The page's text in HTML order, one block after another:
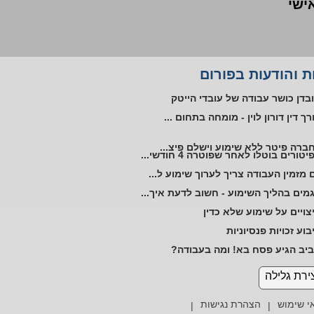
והודעות בפורום
עובד אוטיסט במקום העבודה
ללא שימוע בתקופת אי כושר
כושר עבודה של עובדי הייטק
דין דורון לוין - מומחה בתחום ...
פיטר ללא שימוע וישלם פיצ...
בוטלו לאחר שפוטרה 4 חודשי...
מזמין העבודה צריך לערוך שימוע ל...
בהליך השימוע - חשוב לדעת איך...
על שימוע שלא כדין
זכויות פנסיוניות
הגיע פסח בא! ומה בעבודה?
והטבות להורים לילדים על הספ...
דין מנוסה יעזור לשמור על זכוי...
גלילה
שימוש | הצהרת נגישות |